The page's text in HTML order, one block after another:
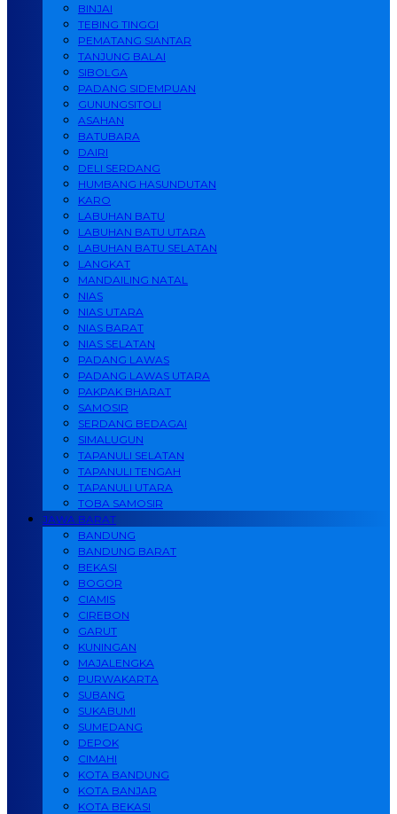
BINJAI
TEBING TINGGI
PEMATANG SIANTAR
TANJUNG BALAI
SIBOLGA
PADANG SIDEMPUAN
GUNUNGSITOLI
ASAHAN
BATUBARA
DAIRI
DELI SERDANG
HUMBANG HASUNDUTAN
KARO
LABUHAN BATU
LABUHAN BATU UTARA
LABUHAN BATU SELATAN
LANGKAT
MANDAILING NATAL
NIAS
NIAS UTARA
NIAS BARAT
NIAS SELATAN
PADANG LAWAS
PADANG LAWAS UTARA
PAKPAK BHARAT
SAMOSIR
SERDANG BEDAGAI
SIMALUGUN
TAPANULI SELATAN
TAPANULI TENGAH
TAPANULI UTARA
TOBA SAMOSIR
JAWA BARAT
BANDUNG
BANDUNG BARAT
BEKASI
BOGOR
CIAMIS
CIREBON
GARUT
KUNINGAN
MAJALENGKA
PURWAKARTA
SUBANG
SUKABUMI
SUMEDANG
DEPOK
CIMAHI
KOTA BANDUNG
KOTA BANJAR
KOTA BEKASI